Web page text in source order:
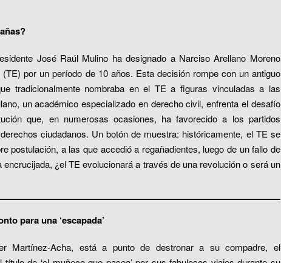
José Raúl Mulino ha designado a Narciso Arellano Moreno
por un período de 10 años. Esta decisión rompe con un antiguo
tradicionalmente nombraba en el TE a figuras vinculadas a las
un académico especializado en derecho civil, enfrenta el desafío
que, en numerosas ocasiones, ha favorecido a los partidos
ciudadanos. Un botón de muestra: históricamente, el TE se
postulación, a las que accedió a regañadientes, luego de un fallo de
¿el TE evolucionará a través de una revolución o será un
para una ‘escapada’
Martínez-Acha, está a punto de destronar a su compadre, el